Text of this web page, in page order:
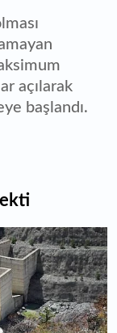
açılarak
başlandı.